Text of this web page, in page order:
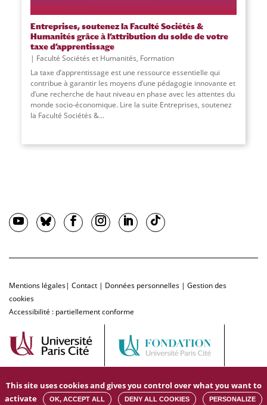
Entreprises, soutenez la Faculté Sociétés &
Humanités grâce à l’attribution du solde de votre
taxe d’apprentissage
Faculté Sociétés et Humanités, Formation
La taxe d’apprentissage est une ressource essentielle qui
contribue à garantir les moyens d’une pédagogie innovante et
d’une recherche de haut niveau en phase avec les attentes du
monde socio-économique. Lire la suite Entreprises, soutenez
la Faculté Sociétés &...
Mentions légales| Contact | Données personnelles | Gestion des
cookies
Accessibilité : partiellement conforme
This site uses cookies and gives you control over what you want to
activate
OK, ACCEPT ALL DENY ALL COOKIES PERSONALIZE